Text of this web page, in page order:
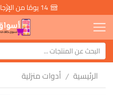
14 يومًا من الإرجاع المجاني والسريع
الرئيسية / أدوات منزلية